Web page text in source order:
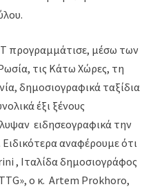
προγραμμάτισε, μέσω των
τις Κάτω Χώρες, τη
δημοσιογραφικά ταξίδια
έξι ξένους
ειδησεογραφικά την
Ειδικότερα αναφέρουμε ότι
, Ιταλίδα δημοσιογράφος
ο κ. Artem Prokhoro,